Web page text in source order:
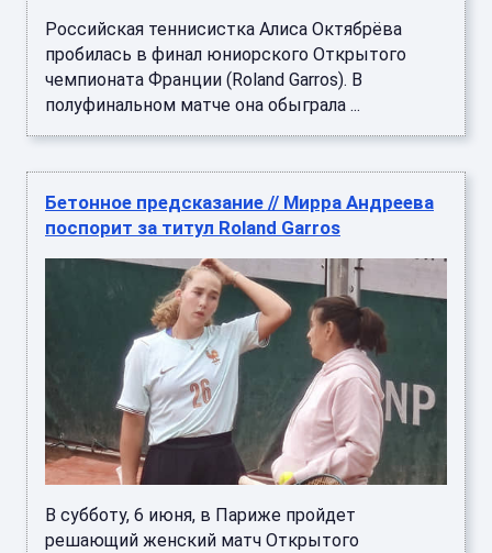
Российская теннисистка Алиса Октябрёва
пробилась в финал юниорского Открытого
чемпионата Франции (Roland Garros). В
полуфинальном матче она обыграла ...
Бетонное предсказание // Мирра Андреева
поспорит за титул Roland Garros
В субботу, 6 июня, в Париже пройдет
решающий женский матч Открытого